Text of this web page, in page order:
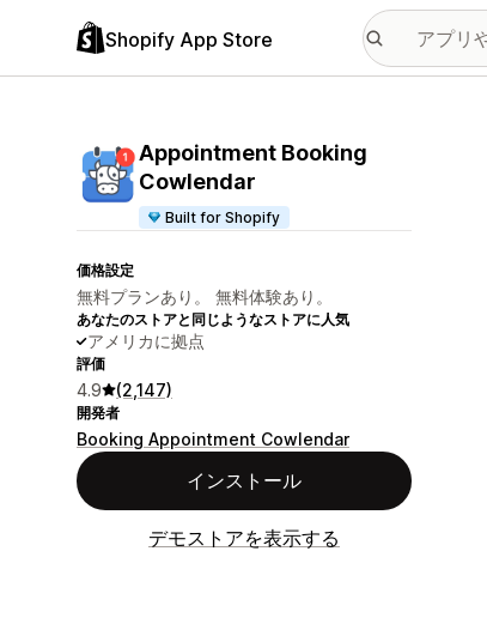
Shopify App Store
Appointment Booking
Cowlendar
Built for Shopify
価格設定
無料プランあり。 無料体験あり。
あなたのストアと同じようなストアに人気
アメリカに拠点
評価
4.9 (2,147)
開発者
Booking Appointment Cowlendar
インストール
デモストアを表示する